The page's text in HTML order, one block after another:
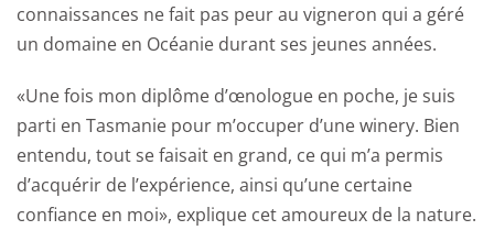
connaissances ne fait pas peur au vigneron qui a géré
un domaine en Océanie durant ses jeunes années.
«Une fois mon diplôme d’œnologue en poche, je suis
parti en Tasmanie pour m’occuper d’une winery. Bien
entendu, tout se faisait en grand, ce qui m’a permis
d’acquérir de l’expérience, ainsi qu’une certaine
confiance en moi», explique cet amoureux de la nature.